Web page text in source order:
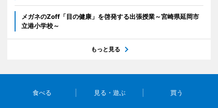
メガネのZoff「目の健康」を啓発する出張授業～宮崎県延岡市
立港小学校～
もっと見る
食べる 見る・遊ぶ 買う